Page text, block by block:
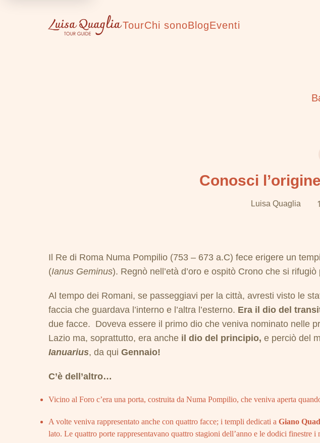
TourChi sonoBlogEventi
Conosci
Luisa Quaglia
Il Re di Roma Numa Pompilio (753 – 673 a.C) fece erigere un
(Ianus Geminus). Regnò nell’età d’oro e ospitò Crono che si
Al tempo dei Romani, se passeggiavi per la città, avresti visto le
faccia che guardava l’interno e l’altra l’esterno. Era il dio del
due facce. Doveva essere il primo dio che veniva nominato nelle
Lazio ma, soprattutto, era anche il dio del principio, e perciò del
Ianuarius, da qui Gennaio!
C’è dell’altro…
Vicino al Foro c’era una porta, costruita da Numa Pompilio, che veniva aperta
A volte veniva rappresentato anche con quattro facce; i templi dedicati a Giano
lato. Le quattro porte rappresentavano quattro stagioni dell’anno e le dodici finestre i